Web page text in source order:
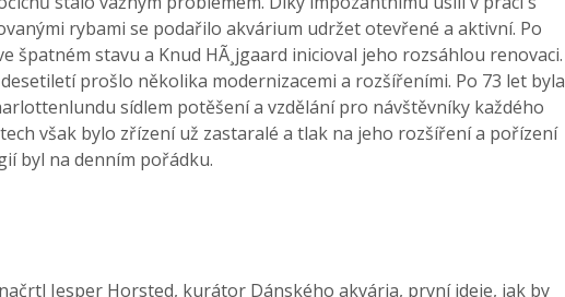
rybami se podařilo akvárium udržet otevřené a aktivní. Po
špatném stavu a Knud HÃ¸jgaard inicioval jeho rozsáhlou renovaci.
prošlo několika modernizacemi a rozšířeními. Po 73 let byla
sídlem potěšení a vzdělání pro návštěvníky každého
však bylo zřízení už zastaralé a tlak na jeho rozšíření a pořízení
byl na denním pořádku.
Jesper Horsted, kurátor Dánského akvária, první ideje, jak by